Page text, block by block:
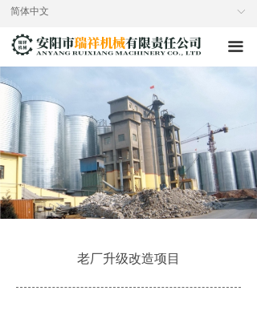
끀
ꀅ
简体中文
老厂升级改造项目